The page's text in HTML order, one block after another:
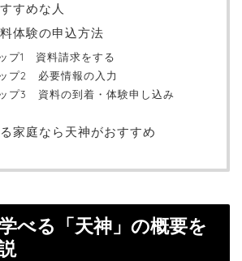
すめな人
体験の申込方法
プ1 資料請求をする
プ2 必要情報の入力
プ3 資料の到着・体験申し込み
家庭なら天神がおすすめ
べる「天神」の概要を